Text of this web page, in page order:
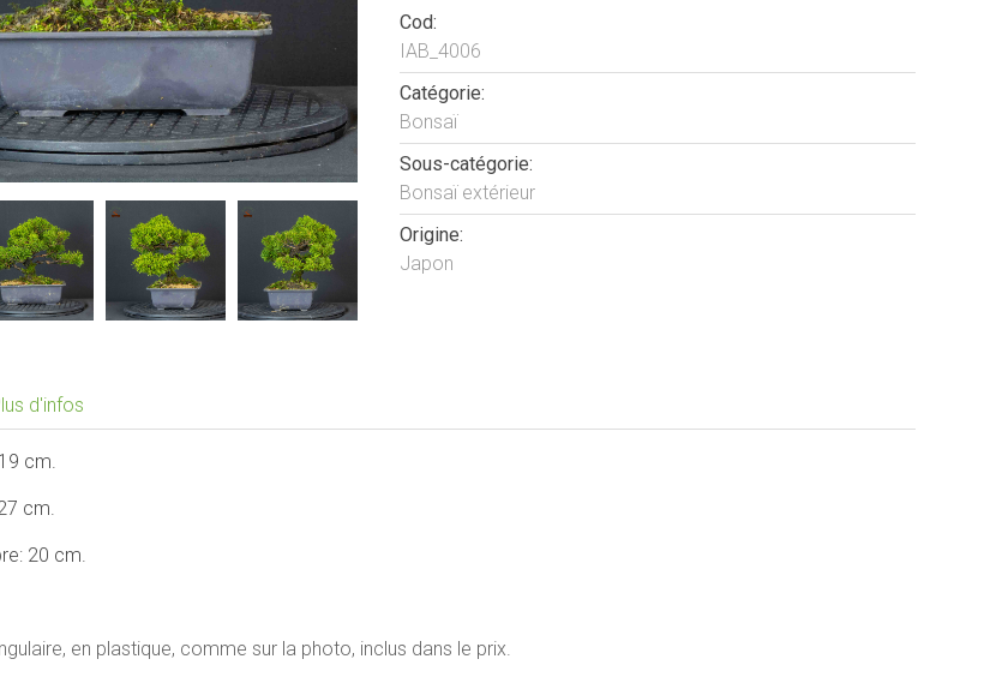
Cod:
IAB_4006
Catégorie:
Bonsaï
Sous-catégorie:
Bonsaï extérieur
Origine:
Japon
d'infos
cm.
cm.
20 cm.
en plastique, comme sur la photo, inclus dans le prix.